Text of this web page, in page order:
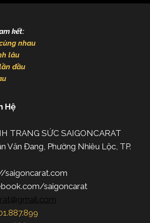
kết:
nhau
lâu
đầu
Hệ
TRANG SỨC SAIGONCARAT
Văn Đang, Phường Nhiêu Lộc, TP.
saigoncarat.com
saigoncarat